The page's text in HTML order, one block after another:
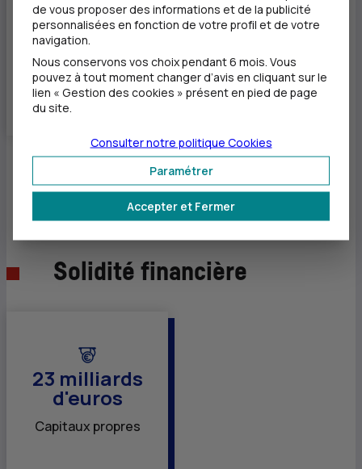
5 succursales
commerciales
35 bureaux de
représentation
Présent à l'étranger, le
Solidité financière
23 milliards
d'euros
Capitaux propres
de vous proposer des informations et de la publicité
personnalisées en fonction de votre profil et de votre
navigation.
Nous conservons vos choix pendant 6 mois. Vous
pouvez à tout moment changer d’avis en cliquant sur le
lien « Gestion des cookies » présent en pied de page
du site.
Accepter et Fermer
Paramétrer
Consulter notre politique Cookies